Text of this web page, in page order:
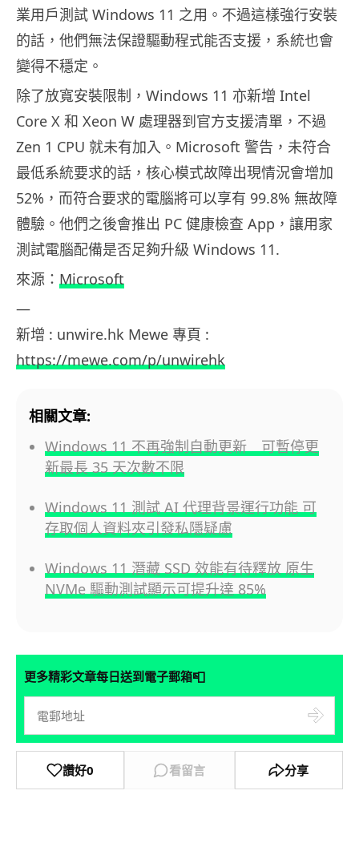
業用戶測試 Windows 11 之用。不過這樣強行安裝
的話，他們無法保證驅動程式能否支援，系統也會
變得不穩定。
除了放寬安裝限制，Windows 11 亦新增 Intel
Core X 和 Xeon W 處理器到官方支援清單，不過
Zen 1 CPU 就未有加入。Microsoft 警告，未符合
最低系統要求的話，核心模式故障出現情況會增加
52%，而符合要求的電腦將可以享有 99.8% 無故障
體驗。他們之後會推出 PC 健康檢查 App，讓用家
測試電腦配備是否足夠升級 Windows 11.
來源： Microsoft
—
新增 : unwire.hk Mewe 專頁 :
https://mewe.com/p/unwirehk
相關文章:
Windows 11 不再強制自動更新 可暫停更
新最長 35 天次數不限
Windows 11 測試 AI 代理背景運行功能 可
存取個人資料夾引發私隱疑慮
Windows 11 潛藏 SSD 效能有待釋放 原生
NVMe 驅動測試顯示可提升達 85%
更多精彩文章每日送到電子郵箱📮
讚好0 看留言 分享